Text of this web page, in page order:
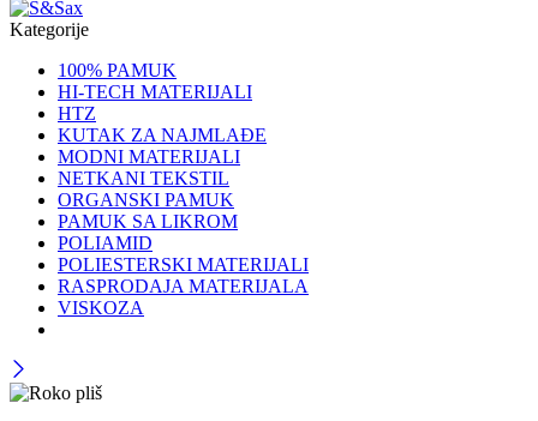
Kategorije
100% PAMUK
HI-TECH MATERIJALI
HTZ
KUTAK ZA NAJMLAĐE
MODNI MATERIJALI
NETKANI TEKSTIL
ORGANSKI PAMUK
PAMUK SA LIKROM
POLIAMID
POLIESTERSKI MATERIJALI
RASPRODAJA MATERIJALA
VISKOZA